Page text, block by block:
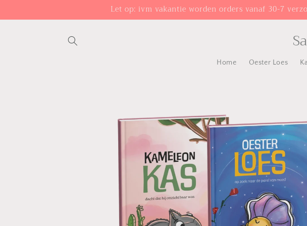
content
Let op: ivm vakantie worden orders vanaf 30-7
Home Oester Loes
productinformatie